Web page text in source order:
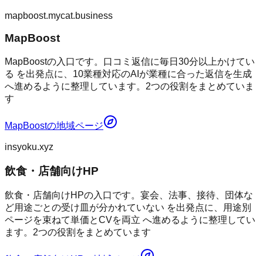
mapboost.mycat.business
MapBoost
MapBoostの入口です。口コミ返信に毎日30分以上かけてい
る を出発点に、10業種対応のAIが業種に合った返信を生成
へ進めるように整理しています。2つの役割をまとめていま
す
MapBoostの地域ページ
insyoku.xyz
飲食・店舗向けHP
飲食・店舗向けHPの入口です。宴会、法事、接待、団体な
ど用途ごとの受け皿が分かれていない を出発点に、用途別
ページを束ねて単価とCVを両立 へ進めるように整理してい
ます。2つの役割をまとめています